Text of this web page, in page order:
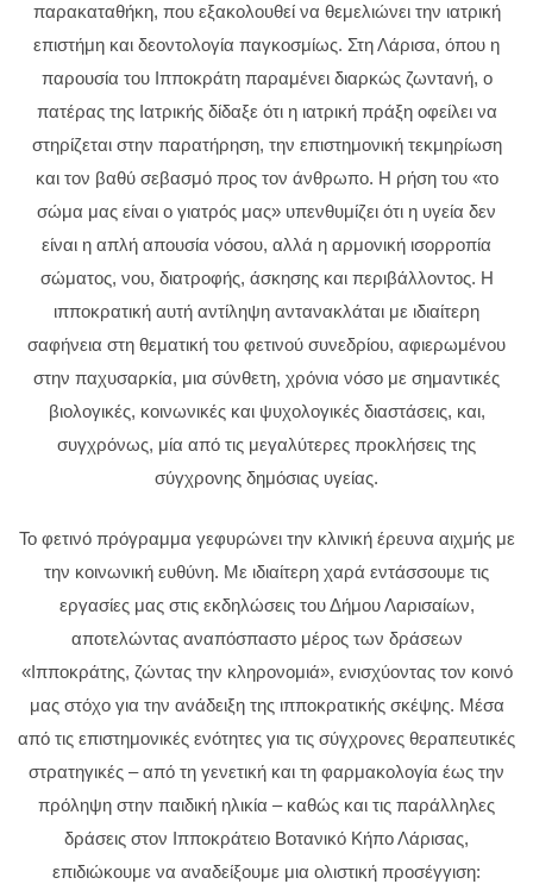
παρακαταθήκη, που εξακολουθεί να θεμελιώνει την ιατρική
επιστήμη και δεοντολογία παγκοσμίως. Στη Λάρισα, όπου η
παρουσία του Ιπποκράτη παραμένει διαρκώς ζωντανή, ο
πατέρας της Ιατρικής δίδαξε ότι η ιατρική πράξη οφείλει να
στηρίζεται στην παρατήρηση, την επιστημονική τεκμηρίωση
και τον βαθύ σεβασμό προς τον άνθρωπο. Η ρήση του «το
σώμα μας είναι ο γιατρός μας» υπενθυμίζει ότι η υγεία δεν
είναι η απλή απουσία νόσου, αλλά η αρμονική ισορροπία
σώματος, νου, διατροφής, άσκησης και περιβάλλοντος. Η
ιπποκρατική αυτή αντίληψη αντανακλάται με ιδιαίτερη
σαφήνεια στη θεματική του φετινού συνεδρίου, αφιερωμένου
στην παχυσαρκία, μια σύνθετη, χρόνια νόσο με σημαντικές
βιολογικές, κοινωνικές και ψυχολογικές διαστάσεις, και,
συγχρόνως, μία από τις μεγαλύτερες προκλήσεις της
σύγχρονης δημόσιας υγείας.
Το φετινό πρόγραμμα γεφυρώνει την κλινική έρευνα αιχμής με
την κοινωνική ευθύνη. Με ιδιαίτερη χαρά εντάσσουμε τις
εργασίες μας στις εκδηλώσεις του Δήμου Λαρισαίων,
αποτελώντας αναπόσπαστο μέρος των δράσεων
«Ιπποκράτης, ζώντας την κληρονομιά», ενισχύοντας τον κοινό
μας στόχο για την ανάδειξη της ιπποκρατικής σκέψης. Μέσα
από τις επιστημονικές ενότητες για τις σύγχρονες θεραπευτικές
στρατηγικές – από τη γενετική και τη φαρμακολογία έως την
πρόληψη στην παιδική ηλικία – καθώς και τις παράλληλες
δράσεις στον Ιπποκράτειο Βοτανικό Κήπο Λάρισας,
επιδιώκουμε να αναδείξουμε μια ολιστική προσέγγιση: